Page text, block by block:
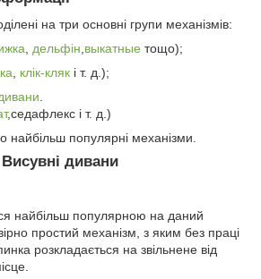
на три основні групи механізмів:
, дельфін,выкатные тощо);
, клік-кляк і т. д.);
.
,седафлекс і т. д.)
найбільш популярні механізми.
Висувні дивани
найбільш популярною на даний
простий механізм, з яким без праці
розкладається на звільнене від